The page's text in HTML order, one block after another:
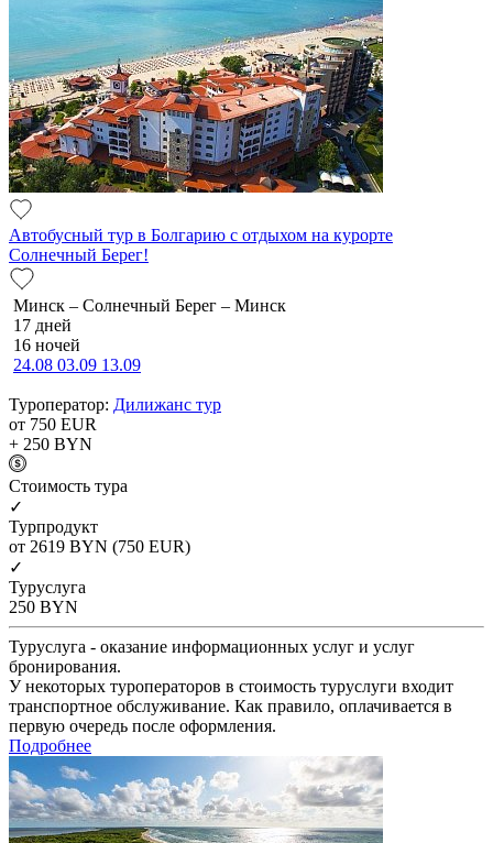
Автобусный тур в Болгарию с отдыхом на курорте
Солнечный Берег!
Минск – Солнечный Берег – Минск
17 дней
16 ночей
24.08 03.09 13.09
Туроператор: Дилижанс тур
от 750 EUR
+ 250 BYN
Cтоимость тура
✓
Турпродукт
от 2619 BYN (750 EUR)
✓
Туруслуга
250 BYN
Туруслуга - оказание информационных услуг и услуг
бронирования.
У некоторых туроператоров в стоимость туруслуги входит
транспортное обслуживание. Как правило, оплачивается в
первую очередь после оформления.
Подробнее